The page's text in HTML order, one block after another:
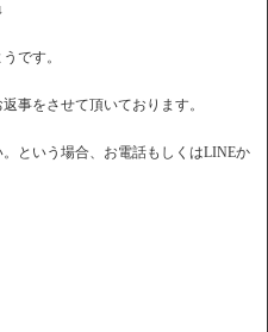
です。
事をさせて頂いております。
という場合、お電話もしくはLINEか